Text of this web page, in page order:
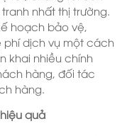
nhất thị trường.
hoạch bảo vệ,
dịch vụ một cách
khai nhiều chính
hàng, đối tác
hàng.
quả